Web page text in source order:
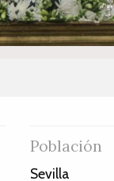
Población
Sevilla